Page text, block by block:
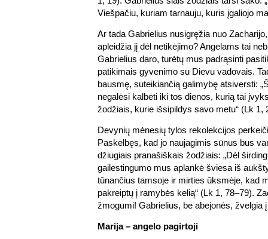
Viešpačiu, kuriam tarnauju, kuris įgaliojo
Ar tada Gabrielius nusigręžia nuo
apleidžia jį dėl netikėjimo? Angelams tai
Gabrielius daro, turėtų mus padrąsinti
patikimais gyvenimo su Dievu vadovais.
bausmę, suteikiančią galimybę atsiversti:
negalėsi kalbėti iki tos dienos, kurią tai
žodžiais, kurie išsipildys savo metu“ (Lk 1,
Devynių mėnesių tylos rekolekcijos
Paskelbęs, kad jo naujagimis sūnus bus
džiugiais pranašiškais žodžiais: „Dėl
gailestingumo mus aplankė šviesa iš
tūnančius tamsoje ir mirties ūksmėje, kad
pakreiptų į ramybės kelią“ (Lk 1, 78–79).
žmogumi! Gabrielius, be abejonės, žvelgia
Marija – angelo pagirtoji